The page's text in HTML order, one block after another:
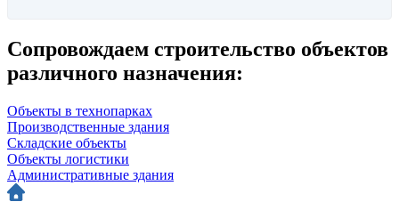
Сопровождаем строительство объектов
различного назначения:
Объекты в технопарках
Производственные здания
Складские объекты
Объекты логистики
Административные здания